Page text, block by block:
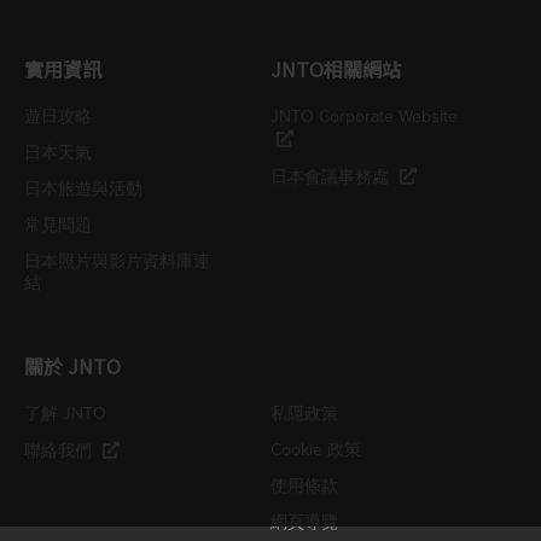
實用資訊 JNTO相關網站
關於 JNTO
網頁導覽